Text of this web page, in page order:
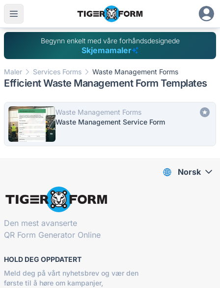
Begynn enkelt med våre forhåndsdesignede
Skjemamaler
Maler Services Forms Waste Management Forms
Efficient Waste Management Form Templates
Waste Management Forms
Waste Management Service Form
Den mest avanserte
QR Form Generator Online
HOLD DEG OPPDATERT
Meld deg på vårt nyhetsbrev og vær den
første til å høre om kampanjer,
Norsk